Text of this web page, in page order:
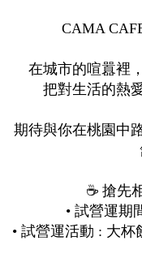
CAMA
在城市的喧囂裡
把對生活的熱
期待與你在桃園中
☕️ 搶先
• 試營運期
• 試營運活動 : 大